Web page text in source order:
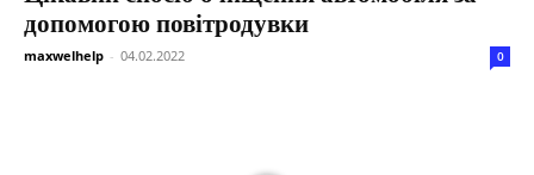
допомогою повітродувки
maxwelhelp - 04.02.2022 0